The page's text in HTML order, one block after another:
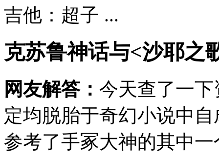
吉他：超子 ...
克苏鲁神话与<沙耶之
网友解答： 今天查了一
定均脱胎于奇幻小说中
参考了手冢大神的其中